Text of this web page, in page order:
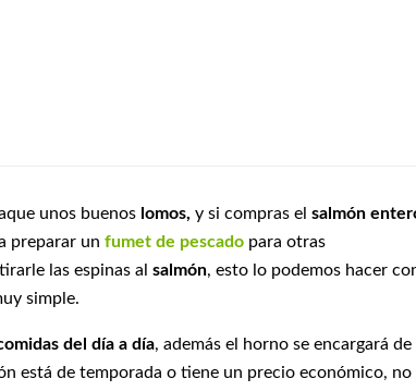
unos buenos lomos, y si compras el salmón
preparar un fumet de pescado para otras
las espinas al salmón, esto lo podemos hacer
simple.
del día a día, además el horno se encargará de
está de temporada o tiene un precio económico, no